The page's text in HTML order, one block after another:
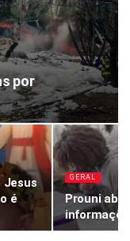
por
Jesus
é
GERAL
Prouni